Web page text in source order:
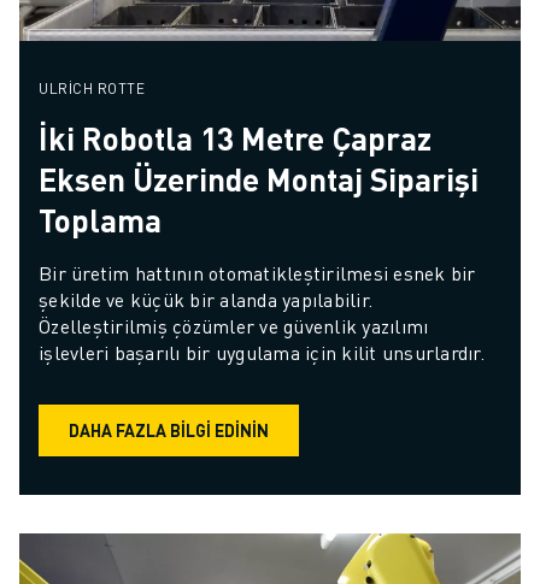
ULRICH ROTTE
İki Robotla 13 Metre Çapraz
Eksen Üzerinde Montaj Siparişi
Toplama
Bir üretim hattının otomatikleştirilmesi esnek bir
şekilde ve küçük bir alanda yapılabilir.
Özelleştirilmiş çözümler ve güvenlik yazılımı
işlevleri başarılı bir uygulama için kilit unsurlardır.
DAHA FAZLA BILGI EDININ